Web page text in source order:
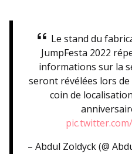
Le stand du
JumpFesta 2022
informations sur la
seront révélées lors de
coin de
– Abdul Zoldyck (@